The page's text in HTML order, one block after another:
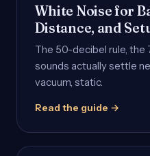
White Noise for
Distance, and
The 50-decibel rule, the
sounds actually settle
vacuum, static.
Read the guide →